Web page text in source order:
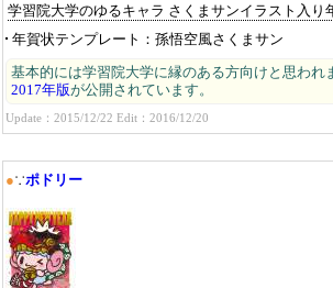
学習院大学のゆるキャラ さくまサンイラスト入り
年賀状テンプレート
孫悟空風さくまサン
基本的には学習院大学に縁のある方向けと思われ
2017年版が公開されています。
Update：2015/12/22 Edit：2016/12/20
●∵ポドリー